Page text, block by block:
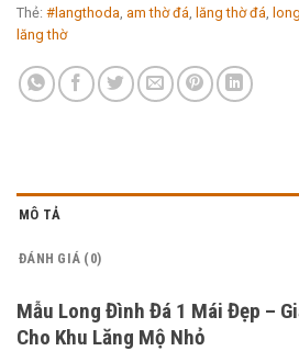
Thẻ: #langthoda, am thờ đá, lăng thờ đá,
lăng thờ
MÔ TẢ
ĐÁNH GIÁ (0)
Mẫu Long Đình Đá 1 Mái Đẹp –
Cho Khu Lăng Mộ Nhỏ